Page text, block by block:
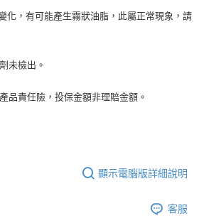
化，有可能產生霧狀油脂，此屬正常現象，請
未檢出。
品責任險，投保金額非理賠金額。
顯示電腦版詳細說明
客服